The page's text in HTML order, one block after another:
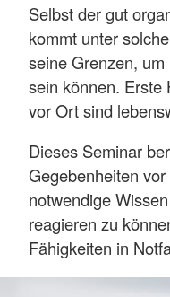
Selbst der gut
kommt unter
seine Grenzen,
sein können. Erste
vor Ort sind
Dieses Seminar
Gegebenheiten
notwendige
reagieren zu
Fähigkeiten in